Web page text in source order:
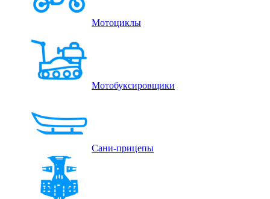
Мотоциклы
Мотобуксировщики
Сани-прицепы